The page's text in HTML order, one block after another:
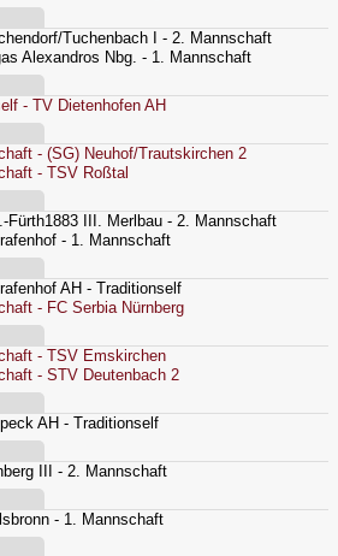
Tuchenbach I - 2. Mannschaft
Alexandros Nbg. - 1. Mannschaft
- TV Dietenhofen AH
- (SG) Neuhof/Trautskirchen 2
- TSV Roßtal
Fürth1883 III. Merlbau - 2. Mannschaft
- 1. Mannschaft
AH - Traditionself
- FC Serbia Nürnberg
- TSV Emskirchen
- STV Deutenbach 2
AH - Traditionself
III - 2. Mannschaft
- 1. Mannschaft